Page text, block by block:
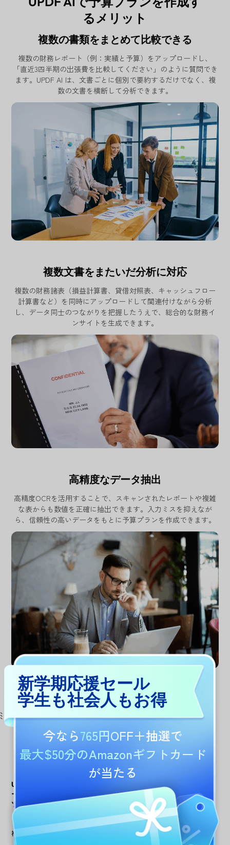
るメリット
複数の書類をまとめて比較できる
複数の財務レポート（例：実績と予算）をアップロードし、
「直近3四半期の出張費を比較してください」のように質問でき
ます。UPDF AI は、文書ごとに個別で要約するだけでなく、複
数の文書を横断して分析できます。
複数文書をまたいだ分析に対応
複数の財務諸表（損益計算書、貸借対照表、キャッシュフロー
計算書など）を同時にアップロードして関連付けながら分析
し、データ同士のつながりを把握したうえで、総合的な財務イ
ンサイトを生成できます。
高精度なデータ抽出
高精度OCRを活用することで、スキャンされたレポートや複雑
な表からも数値を正確に抽出できます。入力ミスを抑えなが
ら、信頼性の高いデータをもとに予算プランを作成できます。
今すぐ作成
UPDF AI予算作成ツ
ールと他の予算管理
ツールの比較
UPDF AI
その他のAIツ
ール
複数文書の詳細比較
新学期応援セール
学生も社会人もお得
今なら765円OFF＋抽選で
最大$50分のAmazonギフトカード
が当たる